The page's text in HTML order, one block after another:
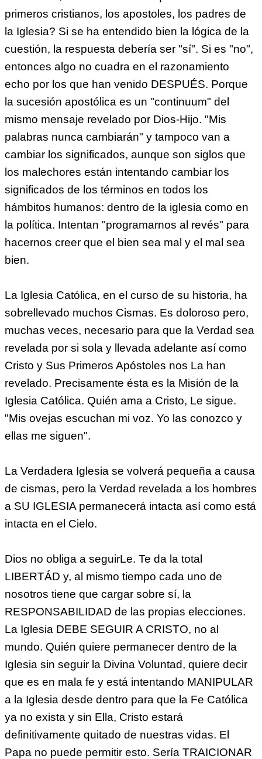
primeros cristianos, los apostoles, los padres de
la Iglesia? Si se ha entendido bien la lógica de la
cuestión, la respuesta debería ser "sí". Si es "no",
entonces algo no cuadra en el razonamiento
echo por los que han venido DESPUÉS. Porque
la sucesión apostólica es un "continuum" del
mismo mensaje revelado por Dios-Hijo. "Mis
palabras nunca cambiarán" y tampoco van a
cambiar los significados, aunque son siglos que
los malechores están intentando cambiar los
significados de los términos en todos los
hámbitos humanos: dentro de la iglesia como en
la política. Intentan "programarnos al revés" para
hacernos creer que el bien sea mal y el mal sea
bien.
La Iglesia Católica, en el curso de su historia, ha
sobrellevado muchos Cismas. Es doloroso pero,
muchas veces, necesario para que la Verdad sea
revelada por si sola y llevada adelante así como
Cristo y Sus Primeros Apóstoles nos La han
revelado. Precisamente ésta es la Misión de la
Iglesia Católica. Quién ama a Cristo, Le sigue.
"Mis ovejas escuchan mi voz. Yo las conozco y
ellas me siguen".
La Verdadera Iglesia se volverá pequeña a causa
de cismas, pero la Verdad revelada a los hombres
a SU IGLESIA permanecerá intacta así como está
intacta en el Cielo.
Dios no obliga a seguirLe. Te da la total
LIBERTÁD y, al mismo tiempo cada uno de
nosotros tiene que cargar sobre sí, la
RESPONSABILIDAD de las propias elecciones.
La Iglesia DEBE SEGUIR A CRISTO, no al
mundo. Quién quiere permanecer dentro de la
Iglesia sin seguir la Divina Voluntad, quiere decir
que es en mala fe y está intentando MANIPULAR
a la Iglesia desde dentro para que la Fe Católica
ya no exista y sin Ella, Cristo estará
definitivamente quitado de nuestras vidas. El
Papa no puede permitir esto. Sería TRAICIONAR